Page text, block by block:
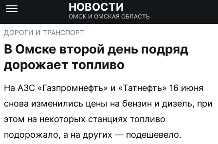
НОВОСТИ
ОМСК И ОМСКАЯ ОБЛАСТЬ
ДОРОГИ И ТРАНСПОРТ
В Омске второй день подряд
дорожает топливо
На АЗС «Газпромнефть» и «Татнефть» 16 июня
снова изменились цены на бензин и дизель, при
этом на некоторых станциях топливо
подорожало, а на других — подешевело.